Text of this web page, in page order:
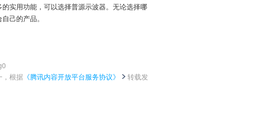
实用功能，可以选择普源示波器。无论选择哪
己的产品。
，根据 《腾讯内容开放平台服务协议》
转载发